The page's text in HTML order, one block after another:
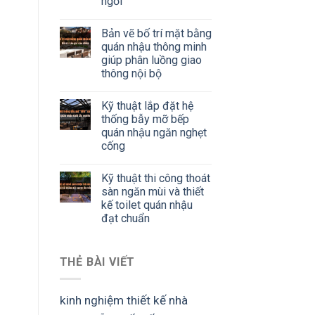
Bản vẽ bố trí mặt bằng
quán nhậu thông minh
giúp phân luồng giao
thông nội bộ
Kỹ thuật lắp đặt hệ
thống bẫy mỡ bếp
quán nhậu ngăn nghẹt
cống
Kỹ thuật thi công thoát
sàn ngăn mùi và thiết
kế toilet quán nhậu
đạt chuẩn
THẺ BÀI VIẾT
kinh nghiệm thiết kế nhà